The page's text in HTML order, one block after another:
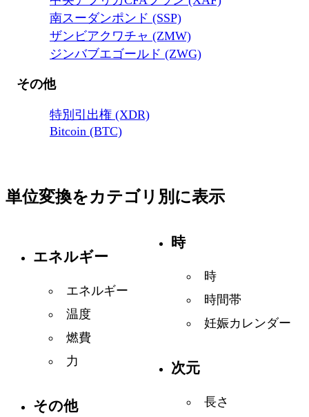
南スーダンポンド (SSP)
ザンビアクワチャ (ZMW)
ジンバブエゴールド (ZWG)
その他
特別引出権 (XDR)
Bitcoin (BTC)
単位変換をカテゴリ別に表示
エネルギー
エネルギー
温度
燃費
力
その他
時
時
時間帯
妊娠カレンダー
次元
長さ